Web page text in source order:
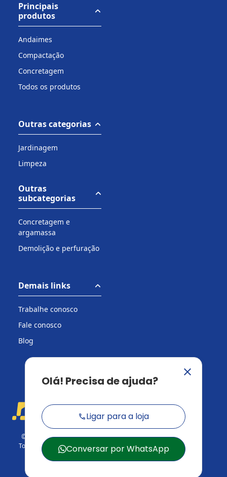
Principais
produtos
Andaimes
Compactação
Concretagem
Todos os produtos
Outras categorias
Jardinagem
Limpeza
Outras
subcategorias
Concretagem e
argamassa
Demolição e perfuração
Demais links
Trabalhe conosco
Fale conosco
Blog
© 2026 Casa do Construtor.
Todos os direitos reservados.
CNPJ: 03.729.824/001-95